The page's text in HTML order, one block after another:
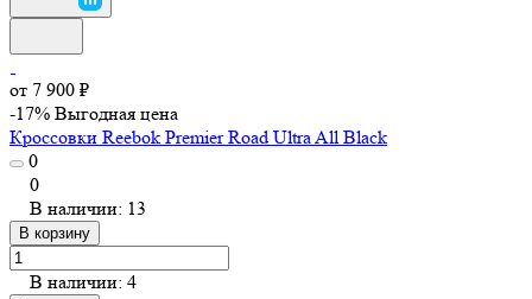
от 7 900 ₽
-17% Выгодная цена
Кроссовки Reebok Premier Road Ultra All Black
0
0
В наличии: 13
В корзину
В наличии: 4